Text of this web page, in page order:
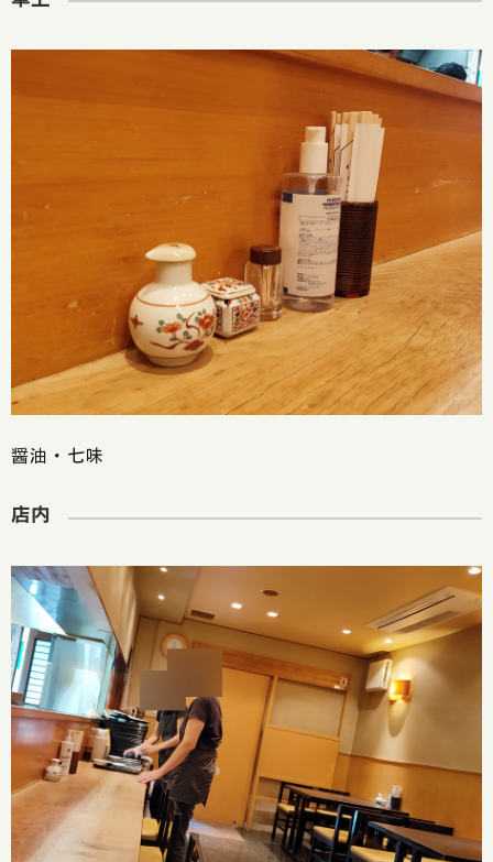
醤油・七味
店内